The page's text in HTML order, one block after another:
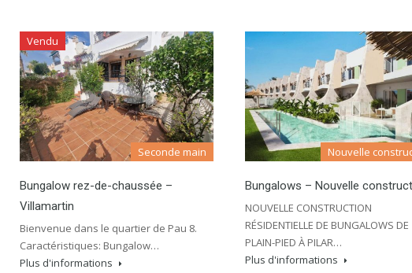
Vendu
Seconde main
Bungalow rez-de-chaussée –
Villamartin
Bienvenue dans le quartier de Pau 8.
Caractéristiques: Bungalow…
Plus d'informations
Nouvelle
Bungalows – Nouvelle
NOUVELLE CONSTRUCTION
RÉSIDENTIELLE DE BUNGALOWS DE
PLAIN-PIED À PILAR…
Plus d'informations